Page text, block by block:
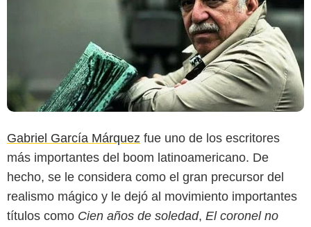
Gabriel García Márquez fue uno de los escritores
más importantes del boom latinoamericano. De
hecho, se le considera como el gran precursor del
realismo mágico y le dejó al movimiento importantes
títulos como Cien años de soledad, El coronel no